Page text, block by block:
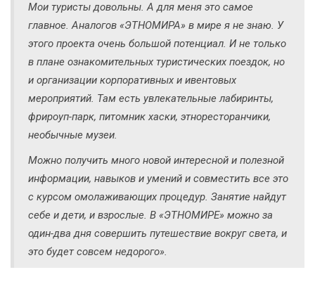
Мои туристы довольны. А для меня это самое
главное. Аналогов «ЭТНОМИРА» в мире я не знаю. У
этого проекта очень большой потенциал. И не только
в плане ознакомительных туристических поездок, но
и организации корпоративных и ивентовых
мероприятий. Там есть увлекательные лабиринты,
фрироуп-парк, питомник хаски, этноресторанчики,
необычные музеи.
Можно получить много новой интересной и полезной
информации, навыков и умений и совместить все это
с курсом омолаживающих процедур. Занятие найдут
себе и дети, и взрослые. В «ЭТНОМИРЕ» можно за
один-два дня совершить путешествие вокруг света, и
это будет совсем недорого».